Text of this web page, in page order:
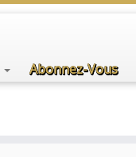
Abonnez-Vous